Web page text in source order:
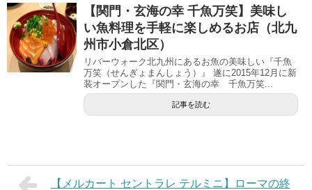
【関門・玄海の幸 千魚万笑】美味し
い魚料理を手軽に楽しめるお店（北九
州市小倉北区）
リバーウォーク北九州にあるお魚の美味しい『千魚
万笑（せんぎょまんしょう）』 遂に2015年12月に新
装オープンした『関門・玄海の幸 千魚万笑...
記事を読む
【メルカート セントラレ テルミニ】ローマの終